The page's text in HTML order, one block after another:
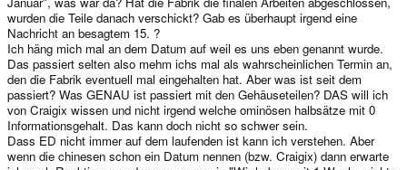
wurden die Teile danach verschickt? Gab es überhaupt irgend eine
Nachricht an besagtem 15. ?
Ich häng mich mal an dem Datum auf weil es uns eben genannt wurde.
Das passiert selten also mehm ichs mal als wahrscheinlichen Termin an,
den die Fabrik eventuell mal eingehalten hat. Aber was ist seit dem
passiert? Was GENAU ist passiert mit den Gehäuseteilen? DAS will ich
von Craigix wissen und nicht irgend welche ominösen halbsätze mit 0
Informationsgehalt. Das kann doch nicht so schwer sein.
Dass ED nicht immer auf dem laufenden ist kann ich verstehen. Aber
wenn die chinesen schon ein Datum nennen (bzw. Craigix) dann erwarte